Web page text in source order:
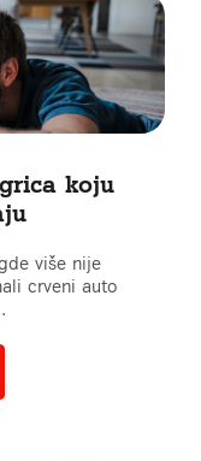
koju
više nije
crveni auto